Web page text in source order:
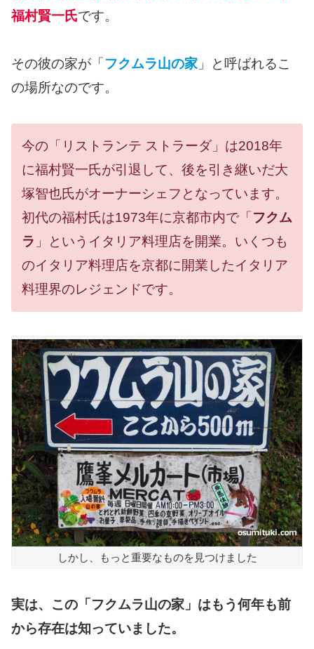
福村賢一氏です。
その彼の家が「 フクムラ山の家 」と呼ばれるこ
の場所なのです。
今の「リストランテ ストラーダ」は2018年
に福村賢一氏が引退して、後を引き継いだ大
塚智也氏がオーナーシェフとなっています。
初代の福村氏は1973年に京都市内で「 フクム
ラ 」というイタリア料理店を開業。いくつも
のイタリア料理店を京都に開業したイタリア
料理界のレジェンドです。
しかし、もっと重要なものを見つけました
実は、この「フクムラ山の家」はもう何年も前
から存在は知っていました。